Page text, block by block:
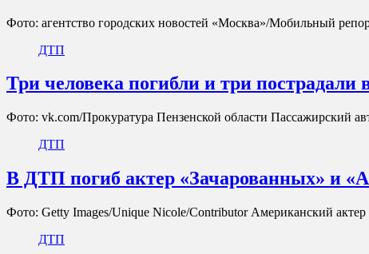
Фото: агентство городских новостей «Москва»/Мобильный
ДТП
Три человека погибли и три
Фото: vk.com/Прокуратура Пензенской области Пассажирский
ДТП
В ДТП погиб актер «Зачарованных» и
Фото: Getty Images/Unique Nicole/Contributor Американский
ДТП